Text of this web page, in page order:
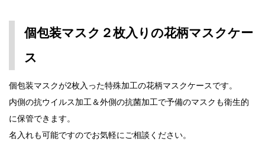
個包装マスク２枚入りの花柄マスクケー
ス
個包装マスクが2枚入った特殊加工の花柄マスクケースです。
内側の抗ウイルス加工＆外側の抗菌加工で予備のマスクも衛生的
に保管できます。
名入れも可能ですのでお気軽にご相談ください。